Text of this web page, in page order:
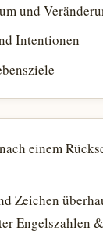
und
Intentionen
einem
Zeichen
Engelszahlen